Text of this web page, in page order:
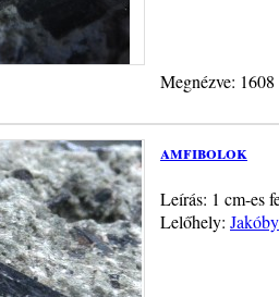
Megnézve:
amfibolok
Leírás: 1 cm-es
Lelőhely: